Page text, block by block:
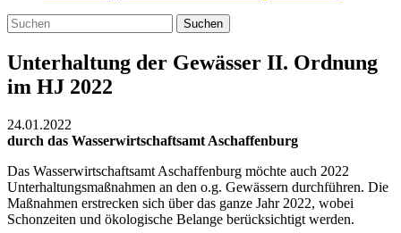
Suchen
Unterhaltung der Gewässer II. Ordnung
im HJ 2022
24.01.2022
durch das Wasserwirtschaftsamt Aschaffenburg
Das Wasserwirtschaftsamt Aschaffenburg möchte auch 2022
Unterhaltungsmaßnahmen an den o.g. Gewässern durchführen. Die
Maßnahmen erstrecken sich über das ganze Jahr 2022, wobei
Schonzeiten und ökologische Belange berücksichtigt werden.